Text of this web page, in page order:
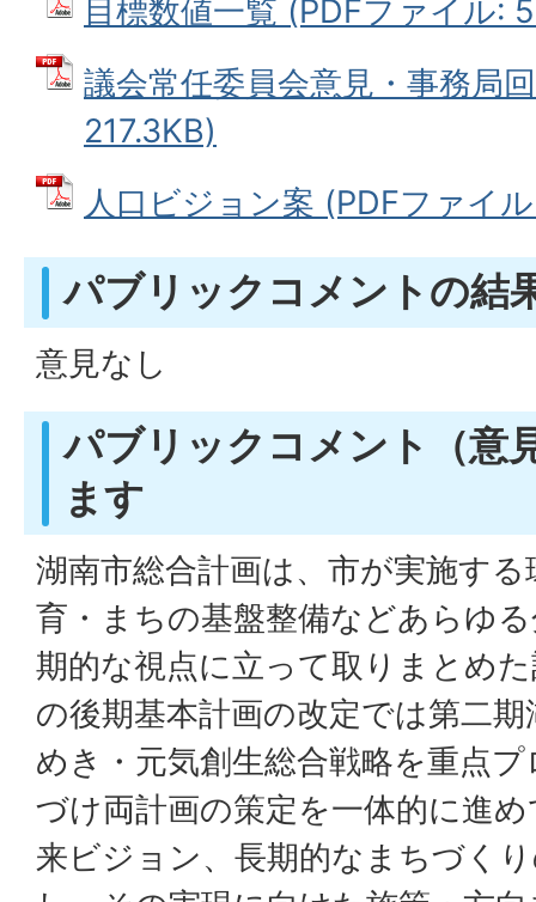
目標数値一覧 (PDFファイル:
議会常任委員会意見・事務局
217.3KB)
人口ビジョン案 (PDFファイ
パブリックコメントの結
意見なし
パブリックコメント（意
ます
湖南市総合計画は、市が実施す
育・まちの基盤整備などあらゆ
期的な視点に立って取りまとめ
の後期基本計画の改定では第二
めき・元気創生総合戦略を重点
づけ両計画の策定を一体的に進
来ビジョン、長期的なまちづく